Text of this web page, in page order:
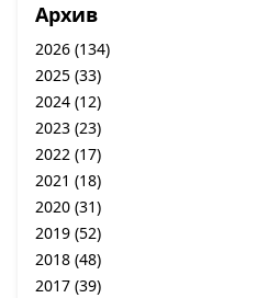
Архив
2026 (134)
2025 (33)
2024 (12)
2023 (23)
2022 (17)
2021 (18)
2020 (31)
2019 (52)
2018 (48)
2017 (39)